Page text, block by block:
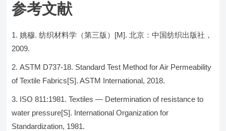
参考文献
姚穆. 纺织材料学（第三版）[M]. 北京：中国纺织出版社，
2009.
ASTM D737-18. Standard Test Method for Air Permeability
of Textile Fabrics[S]. ASTM International, 2018.
ISO 811:1981. Textiles — Determination of resistance to
water pressure[S]. International Organization for
Standardization, 1981.